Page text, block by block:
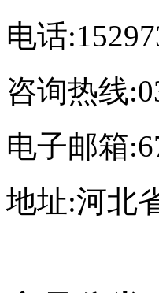
电话
咨询热线
电子邮箱
地址:河北